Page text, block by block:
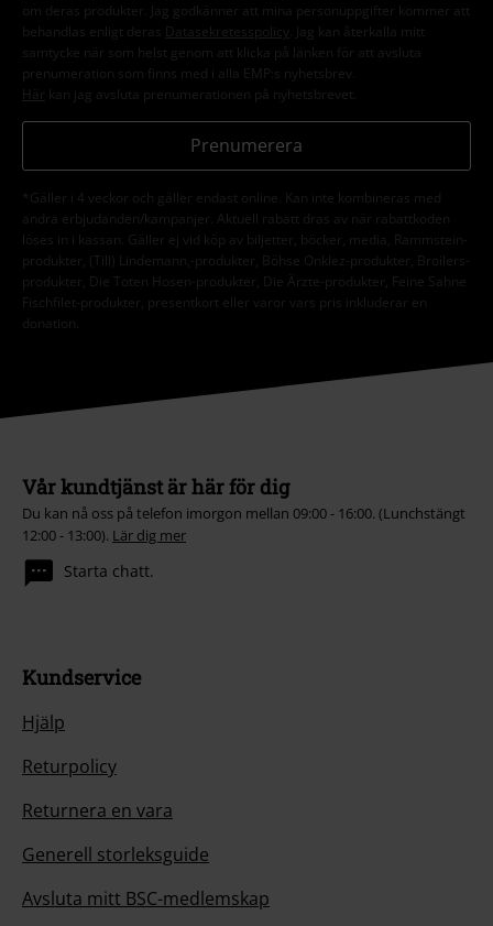
om deras produkter. Jag godkänner att mina personuppgifter kommer att
behandlas enligt deras
Datasekretesspolicy
. Jag kan återkalla mitt
samtycke när som helst genom att klicka på länken för att avsluta
prenumeration som finns med i alla EMP:s nyhetsbrev.
Här kan jag avsluta prenumerationen på nyhetsbrevet.
Prenumerera
*Gäller i 4 veckor och gäller endast online. Kan inte kombineras med
andra erbjudanden/kampanjer. Aktuell rabatt dras av när rabattkoden
löses in i kassan. Gäller ej vid köp av biljetter, böcker, media, Rammstein-
produkter, (Till) Lindemann,-produkter, Böhse Onklez-produkter, Broilers-
produkter, Die Toten Hosen-produkter, Die Ärzte-produkter, Feine Sahne
Fischfilet-produkter, presentkort eller varor vars pris inkluderar en
donation.
Vår kundtjänst är här för dig
Du kan nå oss på telefon imorgon mellan 09:00 - 16:00. (Lunchstängt
12:00 - 13:00). Lär dig mer
Starta chatt.
Kundservice
Hjälp
Returpolicy
Returnera en vara
Generell storleksguide
Avsluta mitt BSC-medlemskap